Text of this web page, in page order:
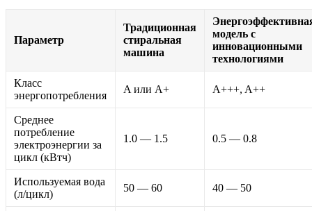
Параметр
Традиционная
стиральная
машина
модель с
инновационными
технологиями
Класс
энергопотребления
A или A+ A+++, A++
Среднее
потребление
электроэнергии за
цикл (кВтч)
1.0 — 1.5 0.5 — 0.8
Используемая вода
(л/цикл)
50 — 60 40 — 50